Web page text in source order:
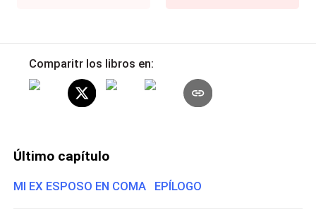
Comparitr los libros en:
Último capítulo
MI EX ESPOSO EN COMA EPÍLOGO